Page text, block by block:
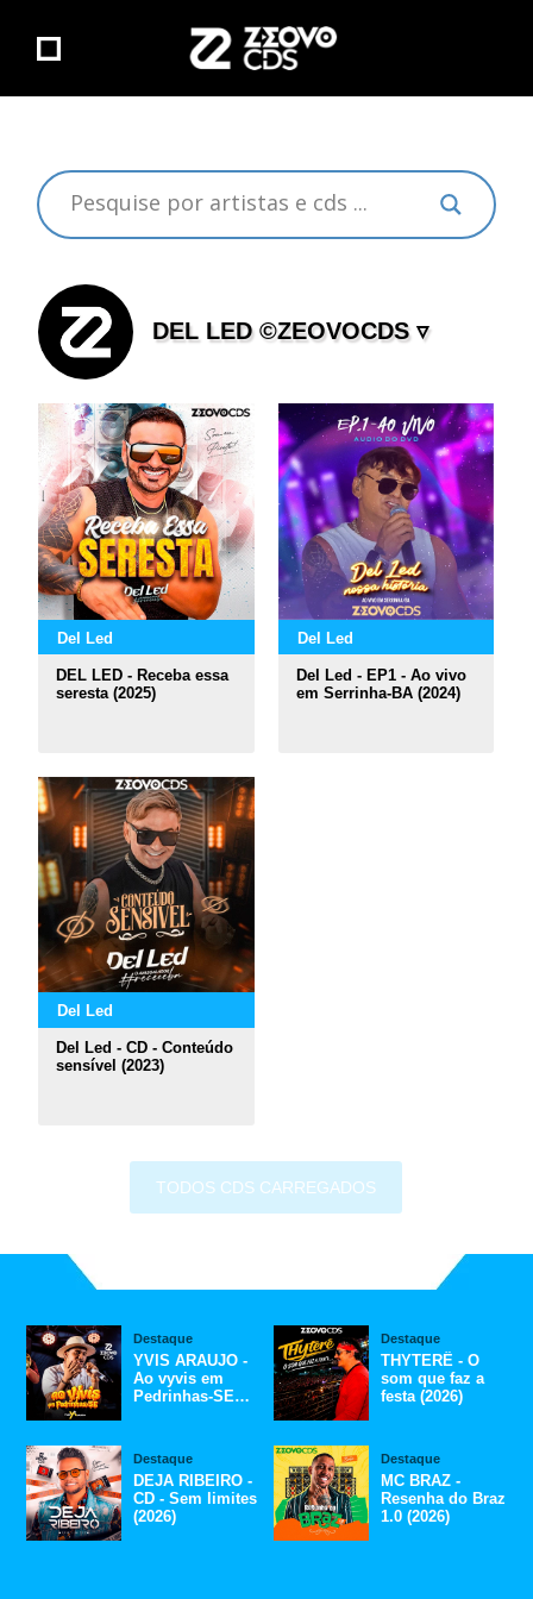
DEL LED ©ZEOVOCDS ▿
Del Led
DEL LED - Receba essa
seresta (2025)
Del Led
Del Led - EP1 - Ao vivo
em Serrinha-BA (2024)
Del Led
Del Led - CD - Conteúdo
sensível (2023)
TODOS CDS CARREGADOS
Destaque
YVIS ARAUJO -
Ao vyvis em
Pedrinhas-SE
Destaque
THYTERÊ - O
som que faz a
festa (2026)
Destaque
DEJA RIBEIRO -
CD - Sem limites
(2026)
Destaque
MC BRAZ -
Resenha do Braz
1.0 (2026)